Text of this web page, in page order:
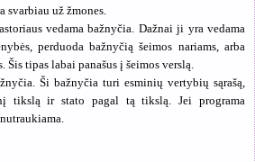
svarbiau už žmones.
vedama bažnyčia. Dažnai ji yra vedama
perduoda bažnyčią šeimos nariams, arba
Šis tipas labai panašus į šeimos verslą.
Ši bažnyčia turi esminių vertybių sąrašą,
tikslą ir stato pagal tą tikslą. Jei programa